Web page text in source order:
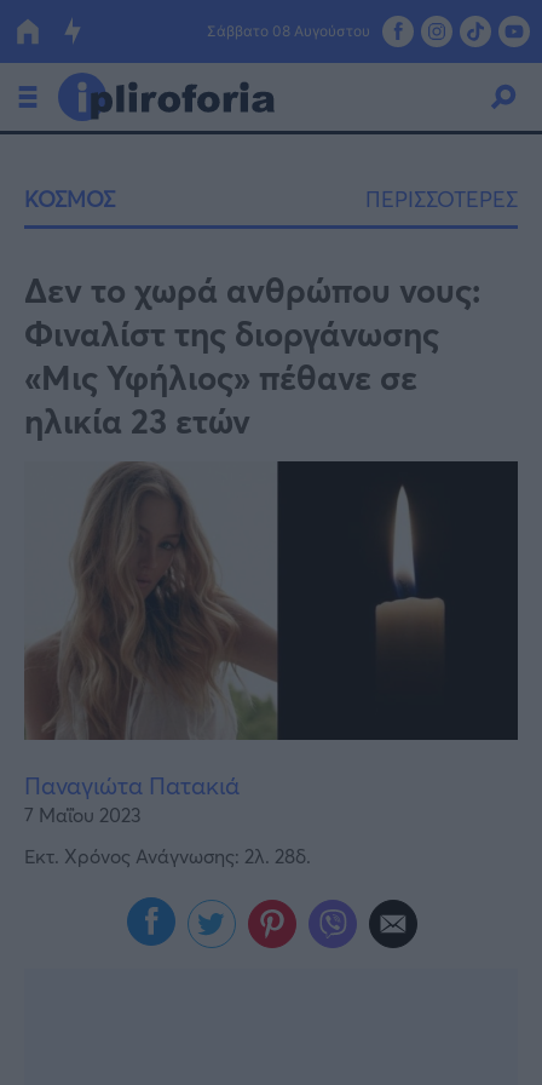
Σάββατο 08 Αυγούστου
Οικονομία
Πολιτική
Τράπεζες
Επιδοτήσεις
ΕΣΠΑ
Κόσμος
Lifestyle
Αθλητικά
Υγεία
Γυναίκα
Καιρός
ΚΟΣΜΟΣ ΠΕΡΙΣΣΟΤΕΡΕΣ
Δεν το χωρά ανθρώπου νους:
Φιναλίστ της διοργάνωσης
«Μις Υφήλιος» πέθανε σε
ηλικία 23 ετών
Παναγιώτα Πατακιά
7 Μαΐου 2023
Εκτ. Χρόνος Ανάγνωσης: 2λ. 28δ.